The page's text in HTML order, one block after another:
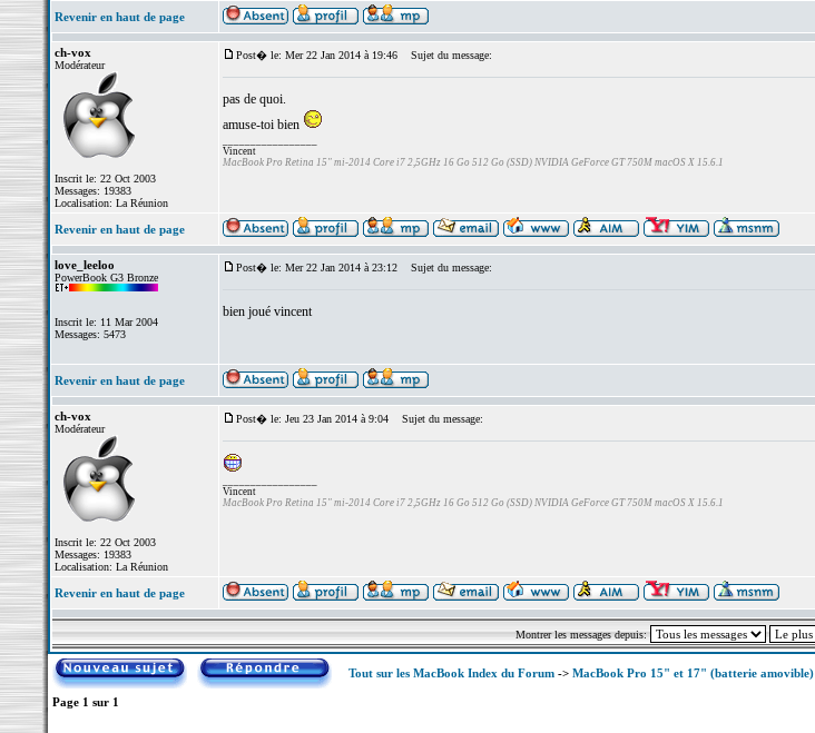
Revenir en haut de page
ch-vox
Modérateur
Inscrit le: 22 Oct 2003
Messages: 19383
Localisation: La Réunion
Post� le: Mer 22 Jan 2014 à 19:46 Sujet du message:
pas de quoi.
amuse-toi bien
Vincent
MacBook Pro Retina 15" mi-2014 Core i7 2,5GHz 16 Go 512 Go (SSD) NVIDIA GeForce GT 750M macOS X 15.6.1
Revenir en haut de page
love_leeloo
PowerBook G3 Bronze
Inscrit le: 11 Mar 2004
Messages: 5473
Post� le: Mer 22 Jan 2014 à 23:12 Sujet du message:
bien joué vincent
Revenir en haut de page
ch-vox
Modérateur
Inscrit le: 22 Oct 2003
Messages: 19383
Localisation: La Réunion
Post� le: Jeu 23 Jan 2014 à 9:04 Sujet du message:
Vincent
MacBook Pro Retina 15" mi-2014 Core i7 2,5GHz 16 Go 512 Go (SSD) NVIDIA GeForce GT 750M macOS X 15.6.1
Revenir en haut de page
Montrer les messages depuis:
Tout sur les MacBook Index du Forum-> MacBook Pro 15" et 17" (batterie amovible)
Page 1 sur 1